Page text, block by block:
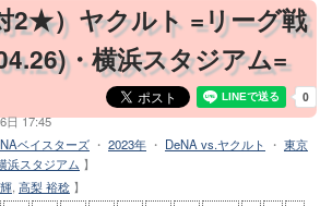
2★）ヤクルト =リーグ戦
・横浜スタジアム=
日 17:45
ベイスターズ ・ 2023年 ・ DeNA vs.ヤクルト ・ 東京
浜スタジアム 】
高梨 裕稔 】